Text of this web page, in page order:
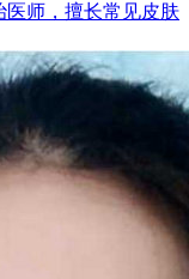
医师，擅长常见皮肤